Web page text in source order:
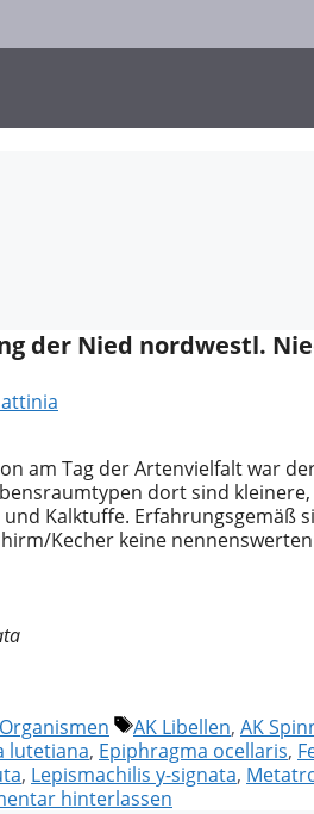
der Nied nordwestl.
am Tag der Artenvielfalt war
dort sind
Kalktuffe. Erfahrungsgemäß
Kecher keine
Schlagwörter
AK Libellen, AK
lutetiana, Epiphragma ocellaris,
, Lepismachilis y-signata,
hinterlassen